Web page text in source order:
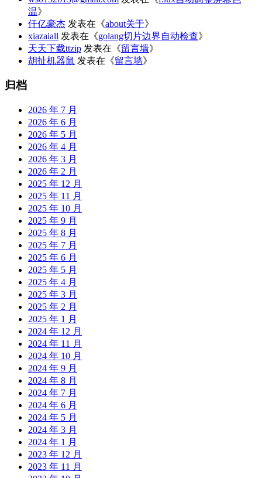
温》
仟亿豪杰 发表在《about关于》
xiazaiall 发表在《golang切片边界自动检查》
天天下载ttzip 发表在《留言墙》
胡扯机器鼠 发表在《留言墙》
归档
2026 年 7 月
2026 年 6 月
2026 年 5 月
2026 年 4 月
2026 年 3 月
2026 年 2 月
2025 年 12 月
2025 年 11 月
2025 年 10 月
2025 年 9 月
2025 年 8 月
2025 年 7 月
2025 年 6 月
2025 年 5 月
2025 年 4 月
2025 年 3 月
2025 年 2 月
2025 年 1 月
2024 年 12 月
2024 年 11 月
2024 年 10 月
2024 年 9 月
2024 年 8 月
2024 年 7 月
2024 年 6 月
2024 年 5 月
2024 年 3 月
2024 年 1 月
2023 年 12 月
2023 年 11 月